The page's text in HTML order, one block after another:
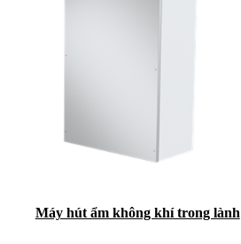
Máy hút ẩm không khí trong lành